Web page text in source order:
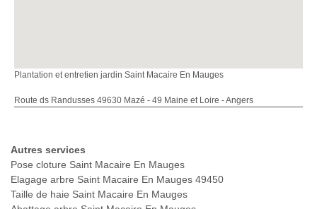
Plantation et entretien jardin Saint Macaire En Mauges
Route ds Randusses 49630 Mazé - 49 Maine et Loire - Angers
Autres services
Pose cloture Saint Macaire En Mauges
Elagage arbre Saint Macaire En Mauges 49450
Taille de haie Saint Macaire En Mauges